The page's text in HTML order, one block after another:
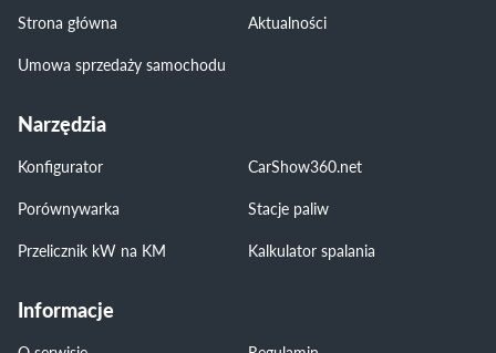
Strona główna
Aktualności
Umowa sprzedaży samochodu
Narzędzia
Konfigurator
CarShow360.net
Porównywarka
Stacje paliw
Przelicznik kW na KM
Kalkulator spalania
Informacje